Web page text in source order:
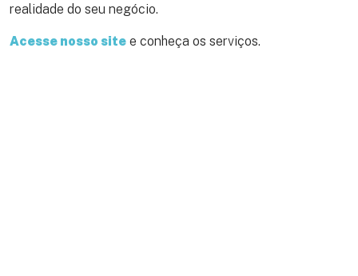
realidade do seu negócio.
Acesse nosso site e conheça os serviços.